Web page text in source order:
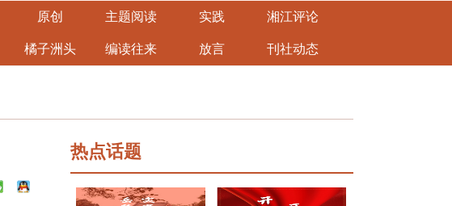
原创 主题阅读 实践 湘江评论
橘子洲头 编读往来 放言 刊社动态
热点话题